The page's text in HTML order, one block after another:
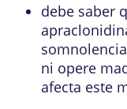
debe saber
ni opere
afecta este